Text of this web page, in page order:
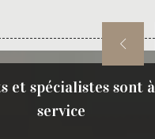
et spécialistes sont
service